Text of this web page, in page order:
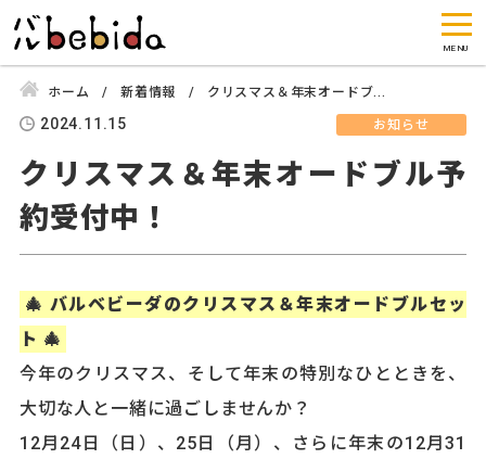
ホーム 新着情報 クリスマス＆年末オードブ...
2024.11.15 お知らせ
クリスマス＆年末オードブル予
約受付中！
🎄 バルベビーダのクリスマス＆年末オードブルセッ
ト 🎄
今年のクリスマス、そして年末の特別なひとときを、
大切な人と一緒に過ごしませんか？
12月24日（日）、25日（月）、さらに年末の12月31